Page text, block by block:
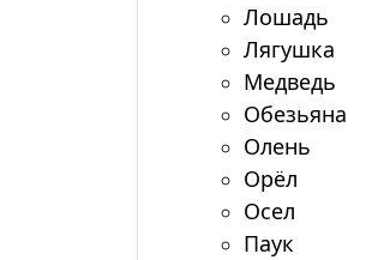
Лошадь
Лягушка
Медведь
Обезьяна
Олень
Орёл
Осел
Паук